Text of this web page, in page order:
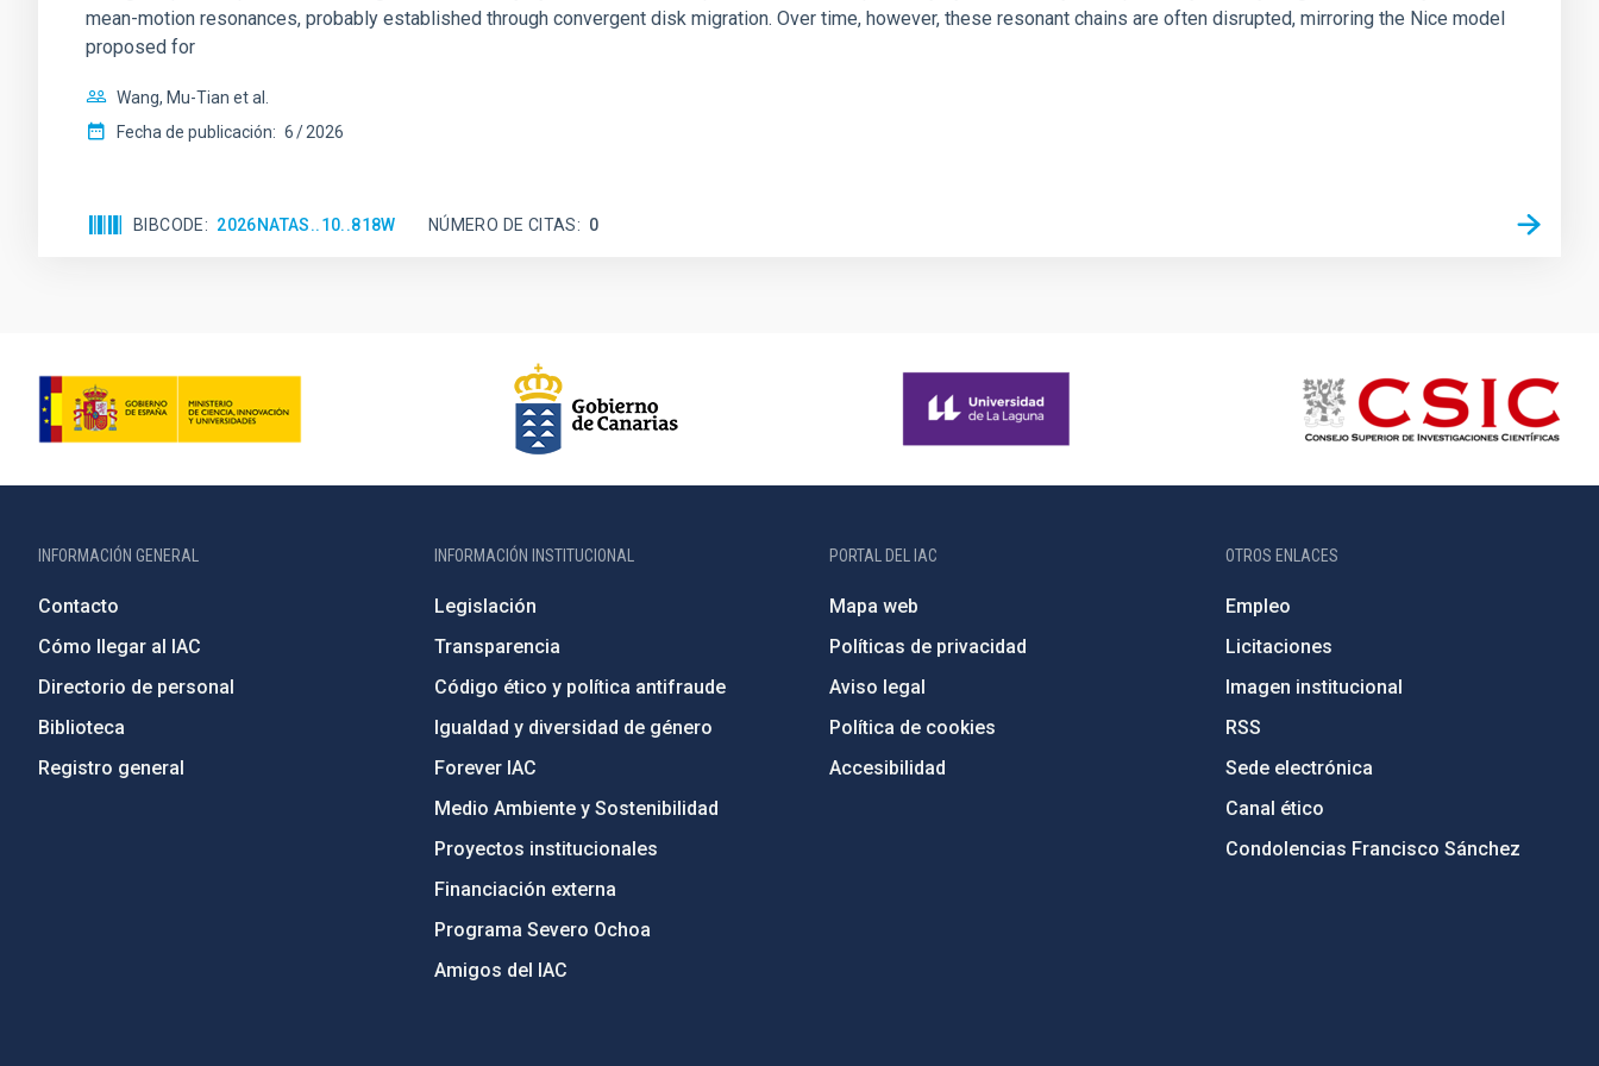
mean-motion resonances, probably established through convergent disk migration. Over time, however, these resonant chains are often disrupted, mirroring the Nice model
proposed for
Wang, Mu-Tian et al.
Fecha de publicación: 6 2026
BIBCODE 2026NATAS..10..818W NÚMERO DE CITAS 0
INFORMACIÓN GENERAL
Contacto
Cómo llegar al IAC
Directorio de personal
Biblioteca
Registro general
INFORMACIÓN INSTITUCIONAL
Legislación
Transparencia
Código ético y política antifraude
Igualdad y diversidad de género
Forever IAC
Medio Ambiente y Sostenibilidad
Proyectos institucionales
Financiación externa
Programa Severo Ochoa
Amigos del IAC
PORTAL DEL IAC
Mapa web
Políticas de privacidad
Aviso legal
Política de cookies
Accesibilidad
OTROS ENLACES
Empleo
Licitaciones
Imagen institucional
RSS
Sede electrónica
Canal ético
Condolencias Francisco Sánchez